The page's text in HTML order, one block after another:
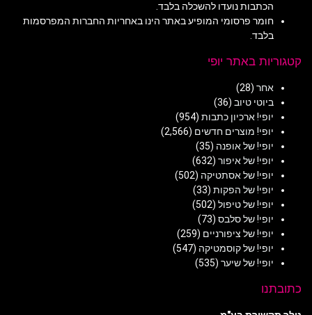
הכתבות נועדו להשכלה בלבד.
חומר פרסומי המופיע באתר הינו באחריות החברות המפרסמות
בלבד.
קטגוריות באתר יופי
אחר (28)
ביוטי טיוב (36)
יופי! ארכיון כתבות (954)
יופי! מוצרים חדשים (2,566)
יופי! של אופנה (35)
יופי! של איפור (632)
יופי! של אסתטיקה (502)
יופי! של הפקות (33)
יופי! של טיפול (502)
יופי! של סלבס (73)
יופי! של ציפורניים (259)
יופי! של קוסמטיקה (547)
יופי! של שיער (535)
כתובתנו